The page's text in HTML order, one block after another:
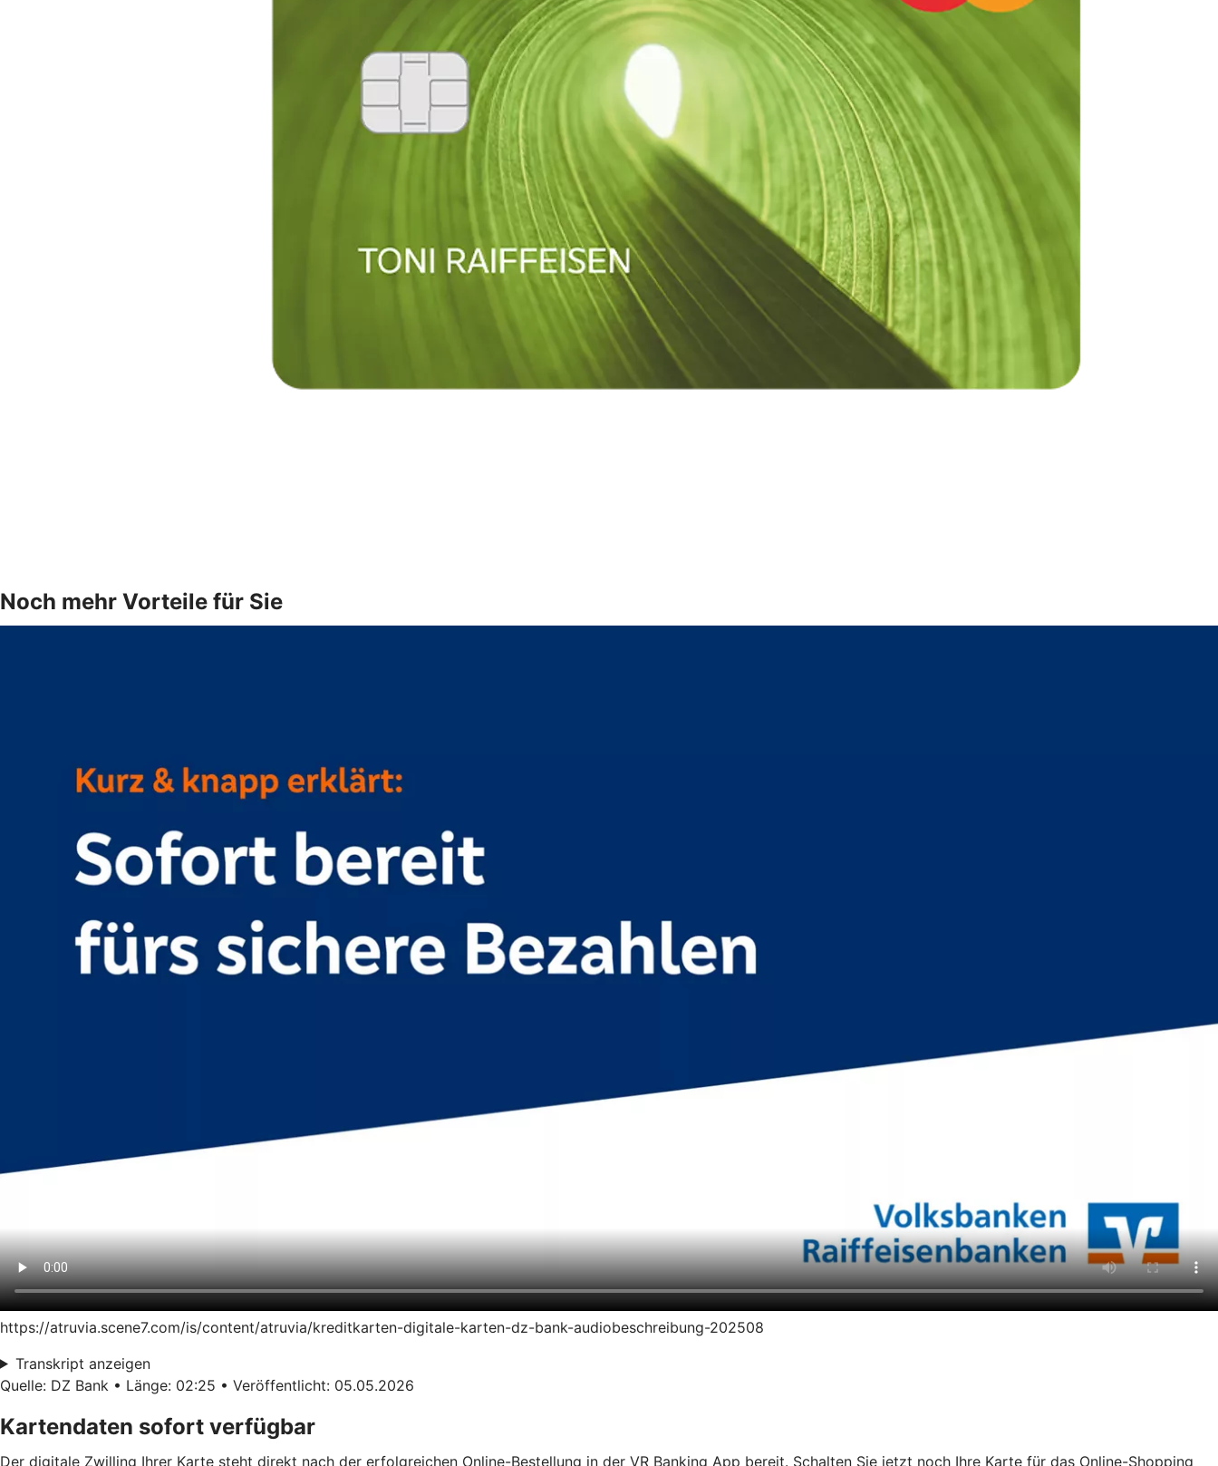
Noch mehr Vorteile für Sie
https://atruvia.scene7.com/is/content/atruvia/kreditkarten-digitale-karten-dz-bank-audiobeschreibung-202508
Transkript anzeigen
Quelle: DZ Bank • Länge: 02:25 • Veröffentlicht: 05.05.2026
Kartendaten sofort verfügbar
Der digitale Zwilling Ihrer Karte steht direkt nach der erfolgreichen Online-Bestellung in der VR Banking App bereit. Schalten Sie jetzt noch Ihre Karte für das Online-Shopping